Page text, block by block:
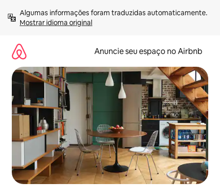
para
Mostrar idioma original
Anuncie seu espaço no Airbnb